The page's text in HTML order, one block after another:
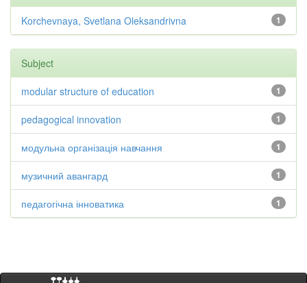
1
Korchevnaya, Svetlana Oleksandrivna
Subject
1
modular structure of education
1
pedagogical innovation
1
модульна організація навчання
1
музичний авангард
1
педагогічна інноватика